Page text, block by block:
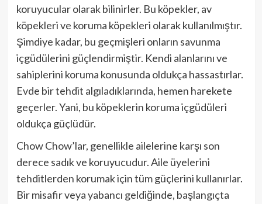
koruyucular olarak bilinirler. Bu köpekler, av
köpekleri ve koruma köpekleri olarak kullanılmıştır.
Şimdiye kadar, bu geçmişleri onların savunma
içgüdülerini güçlendirmiştir. Kendi alanlarını ve
sahiplerini koruma konusunda oldukça hassastırlar.
Evde bir tehdit algıladıklarında, hemen harekete
geçerler. Yani, bu köpeklerin koruma içgüdüleri
oldukça güçlüdür.
Chow Chow’lar, genellikle ailelerine karşı son
derece sadık ve koruyucudur. Aile üyelerini
tehditlerden korumak için tüm güçlerini kullanırlar.
Bir misafir veya yabancı geldiğinde, başlangıçta